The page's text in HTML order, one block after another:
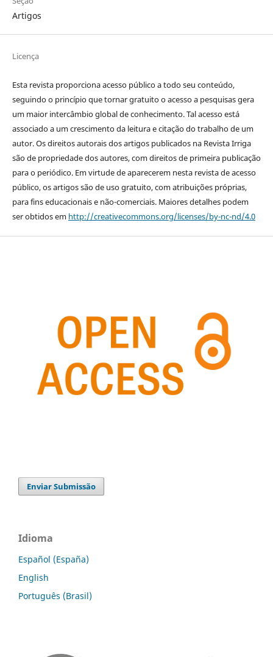
Artigos
Licença
Esta revista proporciona acesso público a todo seu conteúdo,
seguindo o princípio que tornar gratuito o acesso a pesquisas gera
um maior intercâmbio global de conhecimento. Tal acesso está
associado a um crescimento da leitura e citação do trabalho de um
autor. Os direitos autorais dos artigos publicados na Revista Irriga
são de propriedade dos autores, com direitos de primeira publicação
para o periódico. Em virtude de aparecerem nesta revista de acesso
público, os artigos são de uso gratuito, com atribuições próprias,
para fins educacionais e não-comerciais. Maiores detalhes podem
ser obtidos em http://creativecommons.org/licenses/by-nc-nd/4.0
Enviar Submissão
Idioma
Español (España)
English
Português (Brasil)